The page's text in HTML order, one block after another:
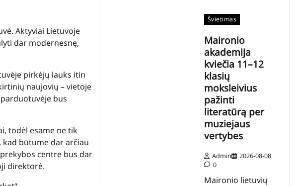
Aktyviai Lietuvoje
dar modernesnę,
pirkėjų lauks itin
naujovių – vietoje
bus
todėl esame ne tik
kad būtume dar arčiau
centre bus dar
direktorė.
Švietimas
Maironio
akademija
kviečia 11–12
klasių
moksleivius
pažinti
literatūrą per
muziejaus
vertybes
Admin
2026-08-08
0
Maironio lietuvių